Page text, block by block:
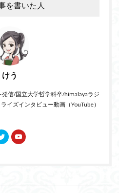
を書いた人
けう
信/国立大学哲学科卒/himalayaラジ
イズインタビュー動画（YouTube）